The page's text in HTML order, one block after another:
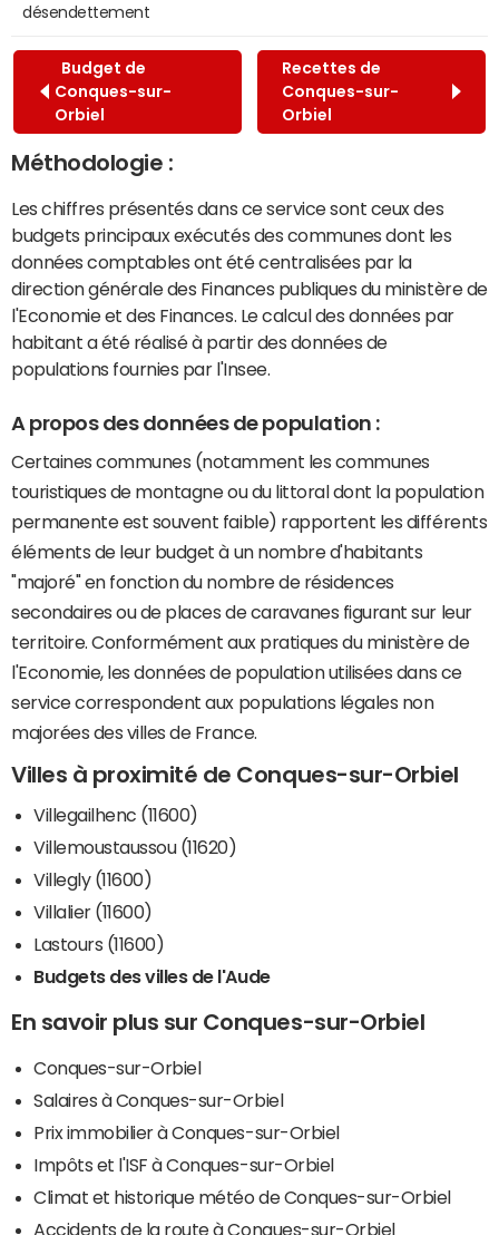
désendettement
Budget de
Conques-sur-
Orbiel
Recettes de
Conques-sur-
Orbiel
Méthodologie :
Les chiffres présentés dans ce service sont ceux des
budgets principaux exécutés des communes dont les
données comptables ont été centralisées par la
direction générale des Finances publiques du ministère de
l'Economie et des Finances. Le calcul des données par
habitant a été réalisé à partir des données de
populations fournies par l'Insee.
A propos des données de population :
Certaines communes (notamment les communes
touristiques de montagne ou du littoral dont la population
permanente est souvent faible) rapportent les différents
éléments de leur budget à un nombre d'habitants
"majoré" en fonction du nombre de résidences
secondaires ou de places de caravanes figurant sur leur
territoire. Conformément aux pratiques du ministère de
l'Economie, les données de population utilisées dans ce
service correspondent aux populations légales non
majorées des villes de France.
Villes à proximité de Conques-sur-Orbiel
Villegailhenc (11600)
Villemoustaussou (11620)
Villegly (11600)
Villalier (11600)
Lastours (11600)
Budgets des villes de l'Aude
En savoir plus sur Conques-sur-Orbiel
Conques-sur-Orbiel
Salaires à Conques-sur-Orbiel
Prix immobilier à Conques-sur-Orbiel
Impôts et l'ISF à Conques-sur-Orbiel
Climat et historique météo de Conques-sur-Orbiel
Accidents de la route à Conques-sur-Orbiel